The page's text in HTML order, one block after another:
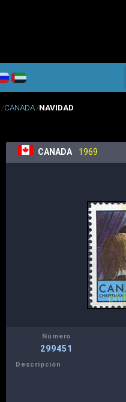
CANADA NAVIDAD
CANADA 1969
Número
299451
Descripción